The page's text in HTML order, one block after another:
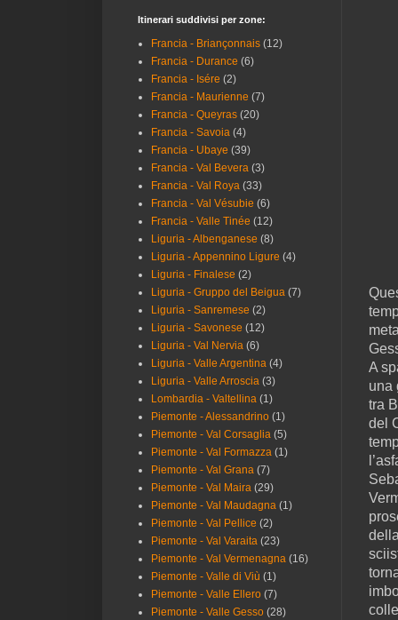
A
una
tra
del
Itinerari suddivisi per zone:
Francia - Briançonnais (12)
Francia - Durance (6)
Francia - Isére (2)
Francia - Maurienne (7)
Francia - Queyras (20)
Francia - Savoia (4)
Francia - Ubaye (39)
Francia - Val Bevera (3)
Francia - Val Roya (33)
Francia - Val Vésubie (6)
Francia - Valle Tinée (12)
Liguria - Albenganese (8)
Liguria - Appennino Ligure (4)
Liguria - Finalese (2)
Liguria - Gruppo del Beigua (7)
Liguria - Sanremese (2)
Liguria - Savonese (12)
Liguria - Val Nervia (6)
Liguria - Valle Argentina (4)
Liguria - Valle Arroscia (3)
Lombardia - Valtellina (1)
Piemonte - Alessandrino (1)
Piemonte - Val Corsaglia (5)
Piemonte - Val Formazza (1)
Piemonte - Val Grana (7)
Piemonte - Val Maira (29)
Piemonte - Val Maudagna (1)
Piemonte - Val Pellice (2)
Piemonte - Val Varaita (23)
Piemonte - Val Vermenagna (16)
Piemonte - Valle di Viù (1)
Piemonte - Valle Ellero (7)
Piemonte - Valle Gesso (28)